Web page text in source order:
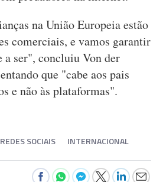
na União Europeia estão
comerciais, e vamos garantir
a ser", concluiu Von der
que "cabe aos pais
e não às plataformas".
REDES SOCIAIS INTERNACIONAL